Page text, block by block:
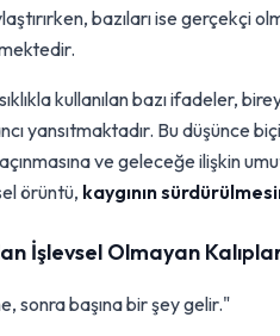
bazıları ise gerçekçi
kullanılan bazı ifadeler,
yansıtmaktadır. Bu düşünce
ve geleceğe ilişkin
örüntü, kaygının
İşlevsel Olmayan
sonra başına bir şey gelir."